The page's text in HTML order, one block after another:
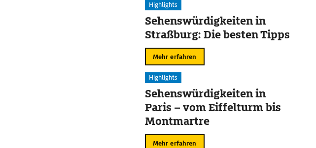
Highlights
Sehenswürdigkeiten in
Straßburg: Die besten Tipps
Mehr erfahren
Highlights
Sehenswürdigkeiten in
Paris – vom Eiffelturm bis
Montmartre
Mehr erfahren